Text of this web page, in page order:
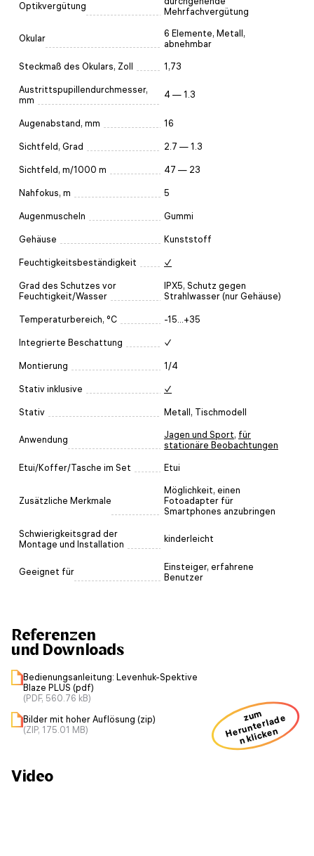
Optikvergütung
Mehrfachvergütung
Okular
6 Elemente, Metall,
abnehmbar
Steckmaß des Okulars, Zoll 1,73
Austrittspupillendurchmesser,
mm
4 — 1.3
Augenabstand, mm 16
Sichtfeld, Grad 2.7 — 1.3
Sichtfeld, m/1000 m 47 — 23
Nahfokus, m 5
Augenmuscheln Gummi
Gehäuse Kunststoff
Feuchtigkeitsbeständigkeit ✓
Grad des Schutzes vor
Feuchtigkeit/Wasser
IPX5, Schutz gegen
Strahlwasser (nur Gehäuse)
Temperaturbereich, °C -15...+35
Integrierte Beschattung ✓
Montierung 1/4
Stativ inklusive ✓
Stativ Metall, Tischmodell
Anwendung Jagen und Sport, für
stationäre Beobachtungen
Etui/Koffer/Tasche im Set Etui
Zusätzliche Merkmale
Möglichkeit, einen
Fotoadapter für
Smartphones anzubringen
Schwierigkeitsgrad der
Montage und Installation
kinderleicht
Geeignet für
Einsteiger, erfahrene
Benutzer
Referenzen
und Downloads
Bedienungsanleitung: Levenhuk-Spektive
Blaze PLUS (pdf)
(PDF, 560.76 kB)
Bilder mit hoher Auflösung (zip)
(ZIP, 175.01 MB)
zum
H
er
u
nt
erl
a
d
e
n kli
ck
e
n
Video